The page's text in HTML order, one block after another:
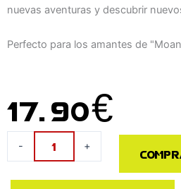
nuevas aventuras y descubrir
Perfecto para los amantes de
17.90€
- +